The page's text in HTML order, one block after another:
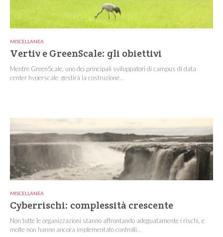
MISCELLANEA
Vertiv e GreenScale: gli obiettivi
Mentre GreenScale, uno dei principali sviluppatori di campus di data
center hyperscale, gestirà la costruzione...
MISCELLANEA
Cyberrischi: complessità crescente
Non tutte le organizzazioni stanno affrontando adeguatamente i rischi, e
molte non hanno ancora implementato controlli...